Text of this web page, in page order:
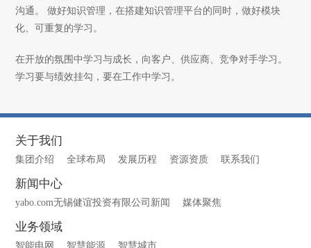
沟通。 做好知识管理，在搭建知识管理平台的同时，做好模块
化、可重复的学习。
在开放的氛围中学习与成长，向客户、供应商、竞争对手学习。
学习要与绩效挂勾，要在工作中学习。
关于我们
集团介绍 全球布局 发展历程 资源资质 联系我们
新闻中心
yabo.com无锡健谊投资有限公司新闻 媒体聚焦
业务领域
智能电网 智慧能源 智慧城市